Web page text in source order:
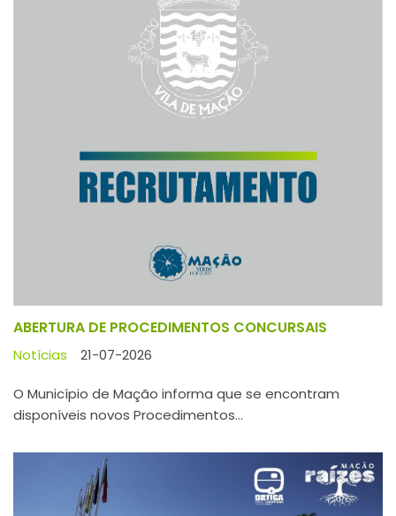
Notícias 21-07-2026
O Município de Mação informa que se encontram
disponíveis novos Procedimentos...